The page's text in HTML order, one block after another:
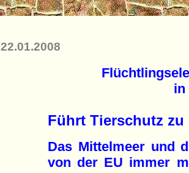
22.01.2008
in
Führt Tierschutz
Das Mittelmeer und
von der EU immer